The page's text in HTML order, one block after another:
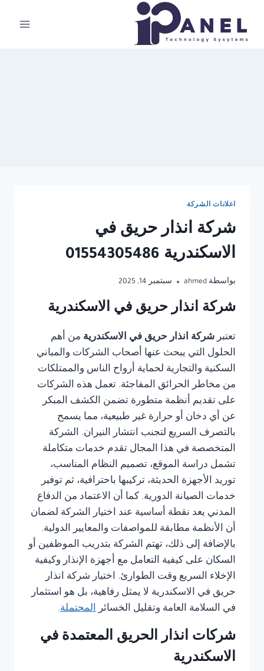
المحتوى
اعلانات الشركة
شركة انذار حريق في
الاسكندرية 01554305486
بواسطة ahmed سبتمبر 14, 2025
شركة انذار حريق في الاسكندرية
تعتبر شركة انذار حريق في الاسكندرية من أهم
الحلول التي يبحث عنها أصحاب الشركات والمباني
السكنية والتجارية لحماية أرواح الناس والممتلكات
من مخاطر الحرائق المفاجئة. تعمل هذه الشركات
على تقديم أنظمة متطورة تضمن الكشف المبكر
عن أي دخان أو حرارة غير طبيعية، مما يسمح
بالتصرف السريع لتجنب انتشار النيران. الشركة
المتخصصة في هذا المجال تقدم خدمات متكاملة
تشمل دراسة الموقع، تصميم النظام المناسب،
توريد الأجهزة الحديثة، تركيبها باحترافية، ثم توفير
خدمات الصيانة الدورية. كما أن الاعتماد من الدفاع
المدني يعد نقطة أساسية عند اختيار الشركة لضمان
أن الأنظمة مطابقة للمواصفات والمعايير الدولية.
بالإضافة إلى ذلك، تهتم الشركة بتدريب الموظفين أو
السكان على كيفية التعامل مع أجهزة الإنذار وكيفية
الإخلاء السريع وقت الطوارئ. اختيار شركة انذار
حريق في الاسكندرية لا يمثل رفاهية، بل هو استثمار
في السلامة العامة وتقليل الخسائر المحتملة.
شركات انذار الحريق المعتمدة في
الاسكندرية